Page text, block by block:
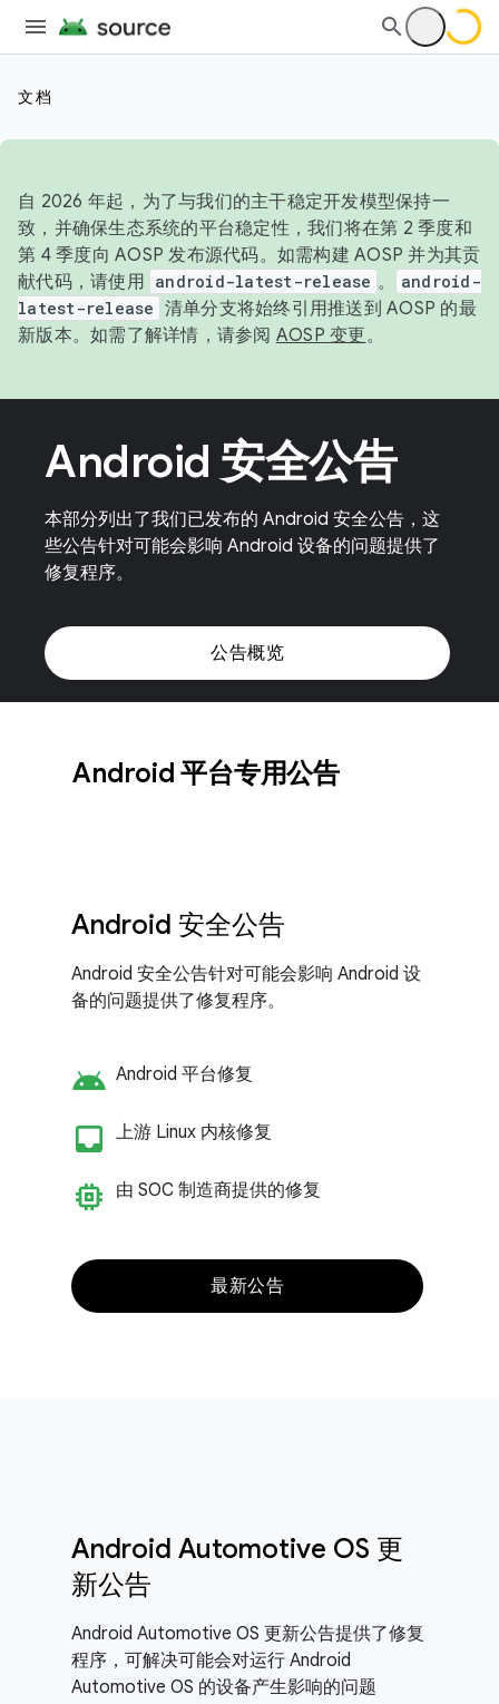
文档
自 2026 年起，为了与我们的主干稳定开发模型保持一
致，并确保生态系统的平台稳定性，我们将在第 2 季度和
第 4 季度向 AOSP 发布源代码。如需构建 AOSP 并为其贡
献代码，请使用 android-latest-release 。
android-
latest-release 清单分支将始终引用推送到 AOSP 的最
新版本。如需了解详情，请参阅 AOSP 变更。
Android 安全公告
本部分列出了我们已发布的 Android 安全公告，这
些公告针对可能会影响 Android 设备的问题提供了
修复程序。
公告概览
Android 平台专用公告
Android 安全公告
Android 安全公告针对可能会影响 Android 设
备的问题提供了修复程序。
android Android 平台修复
inbox_customize
上游 Linux 内核修复
memory 由 SOC 制造商提供的修复
最新公告
Android Automotive OS 更
新公告
Android Automotive OS 更新公告提供了修复
程序，可解决可能会对运行 Android
Automotive OS 的设备产生影响的问题